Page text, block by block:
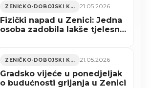
ZENIČKO-DOBOJSKI KANTON 21.05.2026
Fizički napad u Zenici: Jedna
osoba zadobila lakše tjelesne
ZENIČKO-DOBOJSKI KANTON 21.05.2026
Gradsko vijeće u ponedjeljak
o budućnosti grijanja u Zenici